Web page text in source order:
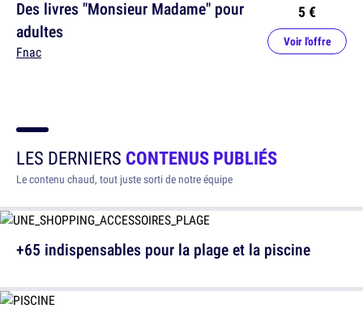
Des livres "Monsieur Madame" pour
adultes
Fnac
5 €
Voir l'offre
LES DERNIERS CONTENUS PUBLIÉS
Le contenu chaud, tout juste sorti de notre équipe
+65 indispensables pour la plage et la piscine